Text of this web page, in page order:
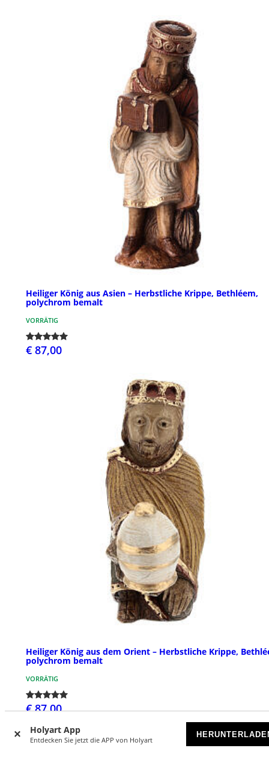
Holyart App
Entdecken Sie jetzt die APP von Holyart
Heiliger König aus Asien – Herbstliche Krippe, Bethléem,
polychrom bemalt
VORRÄTIG
€ 87,00
Heiliger König aus dem Orient – Herbstliche Krippe,
polychrom bemalt
VORRÄTIG
€ 87,00